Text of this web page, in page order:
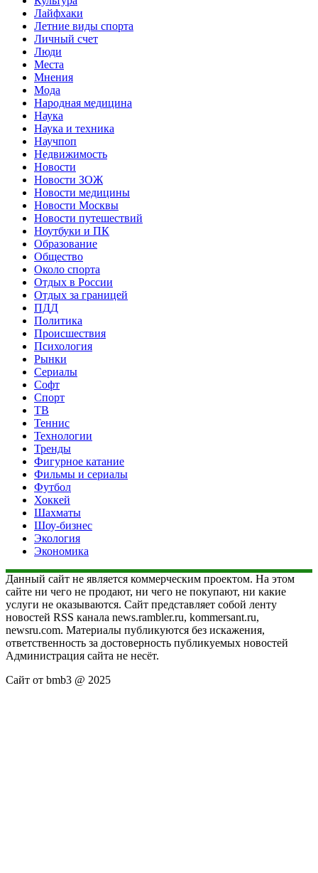
Лайфхаки
Летние виды спорта
Личный счет
Люди
Места
Мнения
Мода
Народная медицина
Наука
Наука и техника
Научпоп
Недвижимость
Новости
Новости ЗОЖ
Новости медицины
Новости Москвы
Новости путешествий
Ноутбуки и ПК
Образование
Общество
Около спорта
Отдых в России
Отдых за границей
ПДД
Политика
Происшествия
Психология
Рынки
Сериалы
Софт
Спорт
ТВ
Теннис
Технологии
Тренды
Фигурное катание
Фильмы и сериалы
Футбол
Хоккей
Шахматы
Шоу-бизнес
Экология
Экономика
Данный сайт не является коммерческим проектом. На этом
сайте ни чего не продают, ни чего не покупают, ни какие
услуги не оказываются. Сайт представляет собой ленту
новостей RSS канала news.rambler.ru, kommersant.ru,
newsru.com. Материалы публикуются без искажения,
ответственность за достоверность публикуемых новостей
Администрация сайта не несёт.
Сайт от bmb3 @ 2025